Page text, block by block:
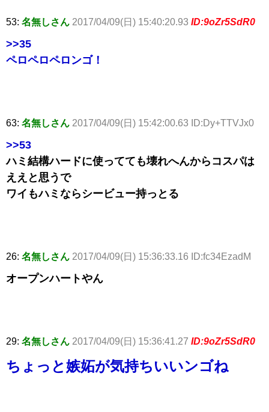
53: 名無しさん 2017/04/09(日) 15:40:20.93 ID:9oZr5SdR0
>>35
ペロペロペロンゴ！
63: 名無しさん 2017/04/09(日) 15:42:00.63 ID:Dy+TTVJx0
>>53
ハミ結構ハードに使ってても壊れへんからコスパは
ええと思うで
ワイもハミならシービュー持っとる
26: 名無しさん 2017/04/09(日) 15:36:33.16 ID:fc34EzadM
オープンハートやん
29: 名無しさん 2017/04/09(日) 15:36:41.27 ID:9oZr5SdR0
ちょっと嫉妬が気持ちいいンゴね